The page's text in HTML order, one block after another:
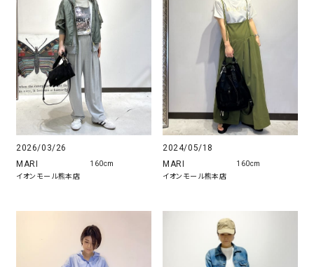
2026/03/26
MARI
イオンモール熊本店
160cm
2024/05/18
MARI
イオンモール熊本店
160cm